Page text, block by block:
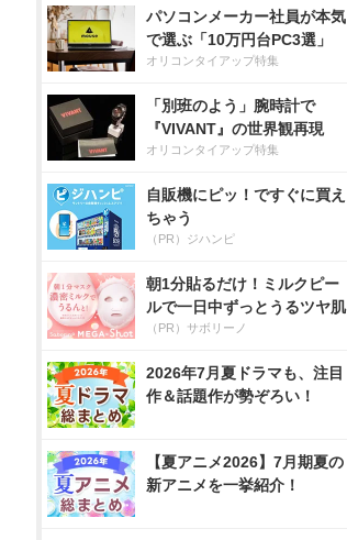
パソコンメーカー社員が本気
で選ぶ「10万円台PC3選」
オリコンタイアップ特集
「別班のよう」腕時計で
『VIVANT』の世界観再現
オリコンタイアップ特集
自販機にピッ！ですぐに買え
ちゃう
（PR）ジハンピ
朝1分貼るだけ！ミルクピー
ルで一日中ずっとうるツヤ肌
（PR）サボリーノ
2026年7月夏ドラマも、注目
作＆話題作が勢ぞろい！
【夏アニメ2026】7月期夏の
新アニメを一挙紹介！